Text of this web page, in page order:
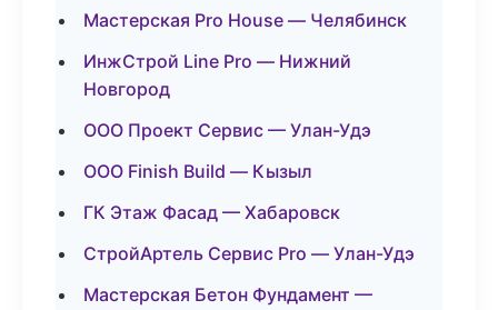
Мастерская Pro House — Челябинск
ИнжСтрой Line Pro — Нижний
Новгород
ООО Проект Сервис — Улан-Удэ
ООО Finish Build — Кызыл
ГК Этаж Фасад — Хабаровск
СтройАртель Сервис Pro — Улан-Удэ
Мастерская Бетон Фундамент —